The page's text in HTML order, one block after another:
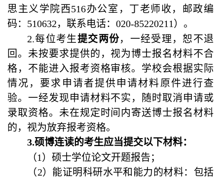
思主义学院西516办公室 ， 丁老师收，邮政编
码： 510632，联系电话： 020-85220211 ） 。
2.每位考生提交两份，一经受理，恕不退
回。 未按要求提供的，视为博士报名材料不合
格，不能进入报考资格审核。学校会根据实际
情况，要求申请者提供申请材料原件进行查
验。一经发现申请材料不实，随时取消申请或
录取资格。 未在规定时间内寄送博士报名材料
的，视为放弃报考资格。
3.硕博连读的考生应当提交以下材料：
（1 ）硕士学位论文开题报告；
（2） 能证明科研水平和能力的材料：包括